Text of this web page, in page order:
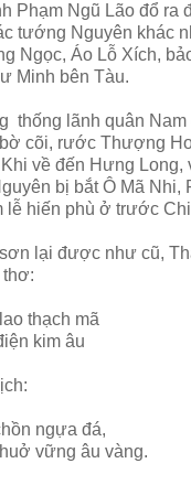
Phạm Ngũ Lão đổ ra
tướng Nguyên khác
Ngọc, Áo Lỗ Xích,
Minh bên Tàu.
thống lãnh quân Nam
cõi, rước Thượng
về đến Hưng Long,
bị bắt Ô Mã Nhi,
lễ hiến phù ở trước
lại được như cũ,
thơ:
thạch mã
kim âu
ngựa đá,
vững âu vàng.